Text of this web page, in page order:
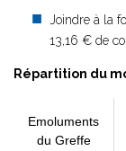
Joindre à la
13,16 € de
Répartition du
Emoluments
du Greffe